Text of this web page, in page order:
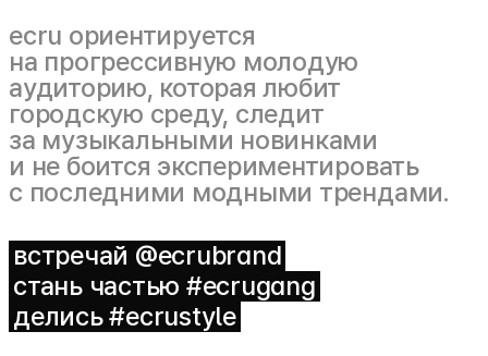
ecru ориентируется
на прогрессивную молодую
аудиторию, которая любит
городскую среду, следит
за музыкальными новинками
и не боится экспериментировать
с последними модными трендами.
встречай @ecrubrand
стань частью #ecrugang
делись #ecrustyle